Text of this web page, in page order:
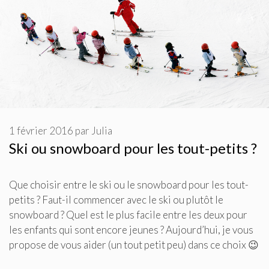
Ski ou snowboard pour les tout-petits ?
1 février 2016 par Julia
Que choisir entre le ski ou le snowboard pour les tout-
petits ? Faut-il commencer avec le ski ou plutôt le
snowboard ? Quel est le plus facile entre les deux pour
les enfants qui sont encore jeunes ? Aujourd’hui, je vous
propose de vous aider (un tout petit peu) dans ce choix 😉